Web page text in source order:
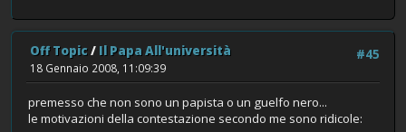
#45
Off Topic/ Il Papa All'università
18 Gennaio 2008, 11:09:39
premesso che non sono un papista o un guelfo nero...
le motivazioni della contestazione secondo me sono ridicole: